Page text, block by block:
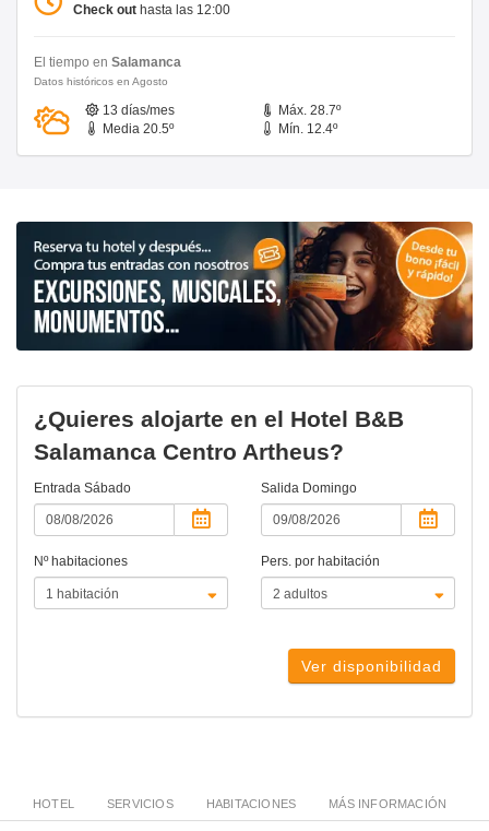
Check out hasta las 12:00
El tiempo en Salamanca
Datos históricos en Agosto
13 días/mes
Máx. 28.7º
Media 20.5º
Mín. 12.4º
¿Quieres alojarte en el Hotel B&B
Salamanca Centro Artheus?
Entrada Sábado Salida Domingo
Nº habitaciones Pers. por habitación
Ver disponibilidad
HOTEL SERVICIOS HABITACIONES MÁS INFORMACIÓN